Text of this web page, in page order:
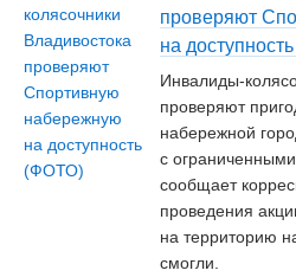
проверяют
на
Инвалиды-
проверяют
набережной
с
сообщает
проведения
на территорию
смогли.